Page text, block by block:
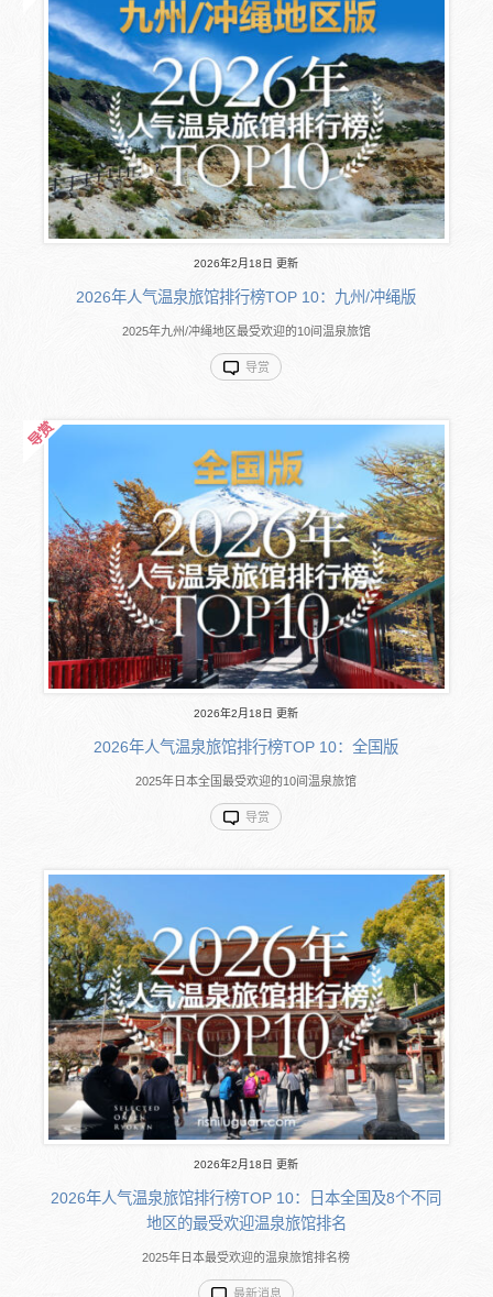
2026年2月18日 更新
2026年人气温泉旅馆排行榜TOP 10：九州/冲绳版
2025年九州/冲绳地区最受欢迎的10间温泉旅馆
导赏
2026年2月18日 更新
2026年人气温泉旅馆排行榜TOP 10：全国版
2025年日本全国最受欢迎的10间温泉旅馆
导赏
2026年2月18日 更新
2026年人气温泉旅馆排行榜TOP 10：日本全国及8个不同
地区的最受欢迎温泉旅馆排名
2025年日本最受欢迎的温泉旅馆排名榜
最新消息